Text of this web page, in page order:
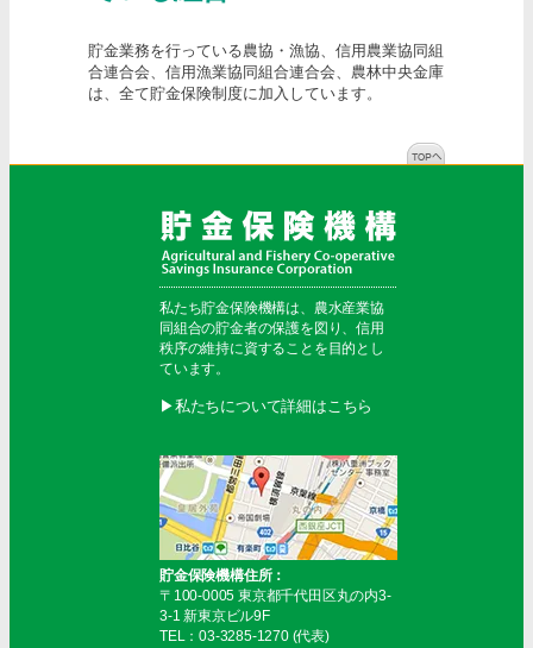
貯金業務を行っている農協・漁協、信用農業協同組
合連合会、信用漁業協同組合連合会、農林中央金庫
は、全て貯金保険制度に加入しています。
私たち貯金保険機構は、農水産業協
同組合の貯金者の保護を図り、信用
秩序の維持に資することを目的とし
ています。
▶︎私たちについて詳細はこちら
貯金保険機構住所：
〒100-0005 東京都千代田区丸の内3-
3-1 新東京ビル9F
TEL：03-3285-1270 (代表)